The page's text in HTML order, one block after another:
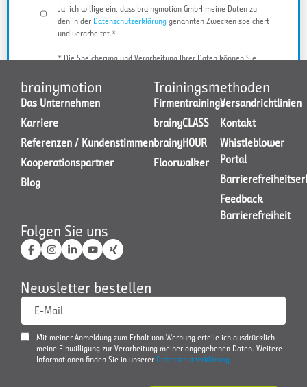
Ja, ich willige ein, dass brainymotion GmbH meine Daten zu
den in der Datenschutzerklärung genannten Zwecken speichert
und verarbeitet.*
* Die Speicherung und Verarbeitung Ihrer Daten können Sie
JETZT KONTAKT AUFNEHMEN
brainymotion
Das Unternehmen
Karriere
Referenzen / Kundenstimmen
Kooperationspartner
Blog
Trainingsmethoden
Firmentrainings
brainyCLASS
brainyHOUR
Floorwalker
Versandrichtlinien
Kontakt
Whistleblower
Portal
Feedback
Barrierefreiheit
Folgen Sie uns
Newsletter bestellen
E-Mail
Mit meiner Anmeldung zum Erhalt von Werbung erteile ich ausdrücklich
meine Einwilligung zur Verarbeitung meiner angegebenen Daten. Weitere
Informationen finden Sie in unserer Datenschutzerklärung